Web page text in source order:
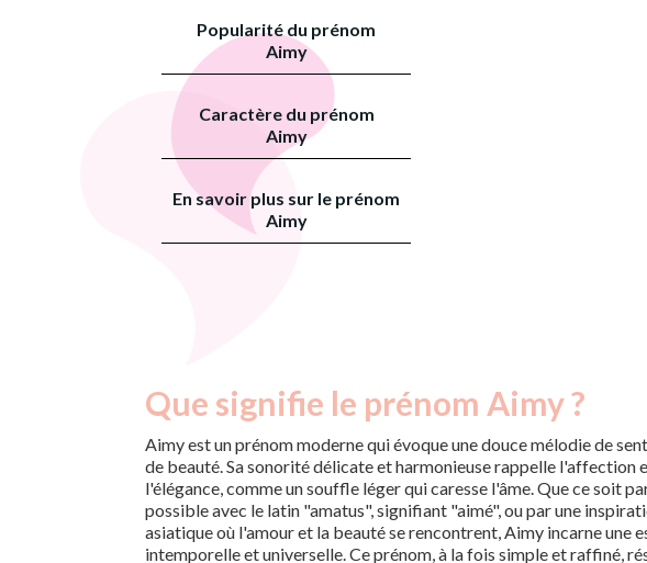
Popularité du prénom
Aimy
Caractère du prénom
Aimy
En savoir plus sur le prénom
Aimy
Que signifie le prénom Aimy ?
Aimy est un prénom moderne qui évoque une douce mélodie de
de beauté. Sa sonorité délicate et harmonieuse rappelle l'affection
l'élégance, comme un souffle léger qui caresse l'âme. Que ce soit
possible avec le latin "amatus", signifiant "aimé", ou par une
asiatique où l'amour et la beauté se rencontrent, Aimy incarne une
intemporelle et universelle. Ce prénom, à la fois simple et raffiné,